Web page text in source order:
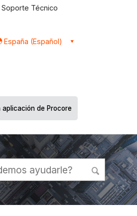
Soporte Técnico
España (Español)
aplicación de Procore